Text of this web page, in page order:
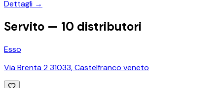
Dettagli →
Servito — 10 distributori
Esso
Via Brenta 2 31033,Castelfranco veneto